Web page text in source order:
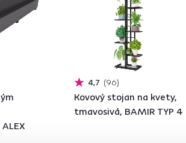
4,7 96
Kovový stojan na kvety,
tmavosivá, BAMIR TYP 4